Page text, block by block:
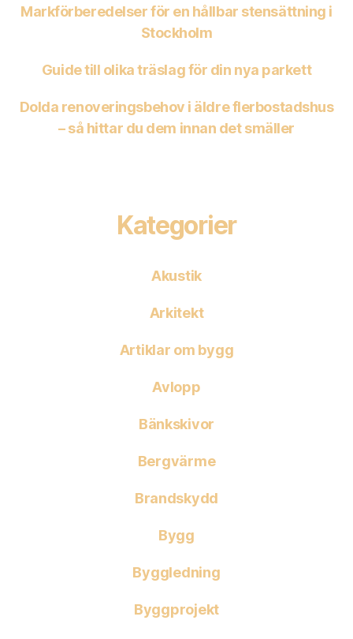
Markförberedelser för en hållbar stensättning i
Stockholm
Guide till olika träslag för din nya parkett
Dolda renoveringsbehov i äldre flerbostadshus
– så hittar du dem innan det smäller
Kategorier
Akustik
Arkitekt
Artiklar om bygg
Avlopp
Bänkskivor
Bergvärme
Brandskydd
Bygg
Byggledning
Byggprojekt